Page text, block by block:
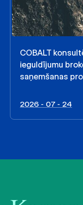
COBALT
ieguldījumu
saņemšanas
2026 - 07 - 24